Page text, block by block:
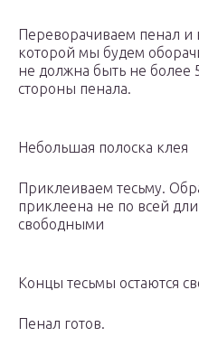
Переворачиваем пенал и
которой мы будем
не должна быть не более
стороны пенала.
Небольшая полоска клея
Приклеиваем тесьму.
приклеена не по всей
свободными
Концы тесьмы остаются
Пенал готов.